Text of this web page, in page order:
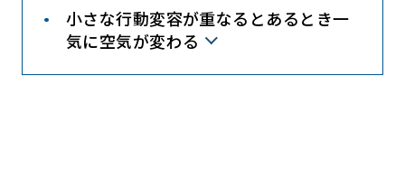
小さな行動変容が重なるとあるとき一
気に空気が変わる